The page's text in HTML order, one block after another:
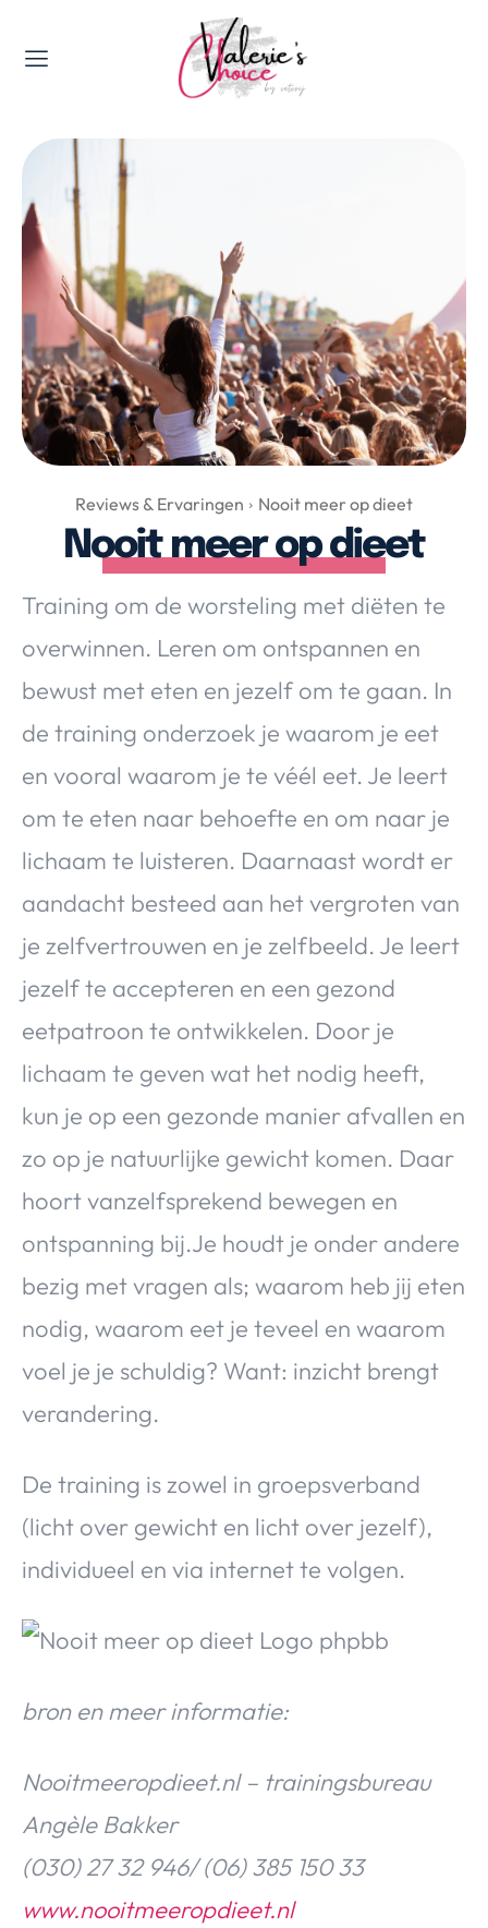
Valerie's Topics
Lifestyle, Sport & Duurzaamheid
Gadgets & Tech
Top 5 van Valerie
Health & Beauty
Huis & Tuin
Nieuws & Media
Over Valerie
Over Valerie
De Top 5
Contact
VALERIE'S CHOICE
Food & Drinks Health & Beauty Gadgets
Huis & Tuin
Travel
Lifestyle
Reviews & Ervaringen Nooit meer op dieet
Nooit meer op dieet
Training om de worsteling met diëten te
overwinnen. Leren om ontspannen en
bewust met eten en jezelf om te gaan. In
de training onderzoek je waarom je eet
en vooral waarom je te véél eet. Je leert
om te eten naar behoefte en om naar je
lichaam te luisteren. Daarnaast wordt er
aandacht besteed aan het vergroten van
je zelfvertrouwen en je zelfbeeld. Je leert
jezelf te accepteren en een gezond
eetpatroon te ontwikkelen. Door je
lichaam te geven wat het nodig heeft,
kun je op een gezonde manier afvallen en
zo op je natuurlijke gewicht komen. Daar
hoort vanzelfsprekend bewegen en
ontspanning bij.Je houdt je onder andere
bezig met vragen als; waarom heb jij eten
nodig, waarom eet je teveel en waarom
voel je je schuldig? Want: inzicht brengt
verandering.
De training is zowel in groepsverband
(licht over gewicht en licht over jezelf),
individueel en via internet te volgen.
bron en meer informatie:
Nooitmeeropdieet.nl – trainingsbureau
Angèle Bakker
(030) 27 32 946/ (06) 385 150 33
www.nooitmeeropdieet.nl